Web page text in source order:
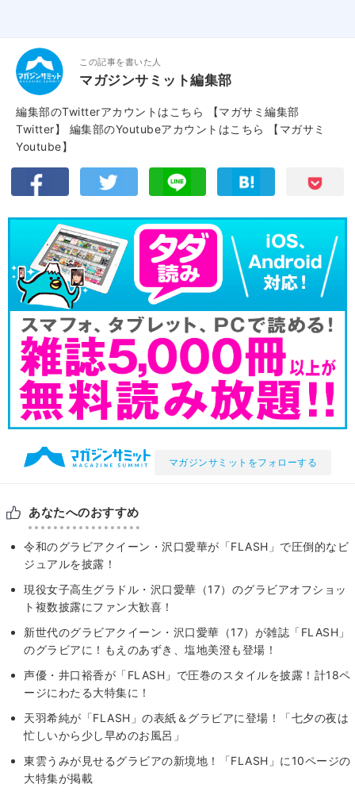
この記事を書いた人
マガジンサミット編集部
編集部のTwitterアカウントはこちら
【マガサミ編集部
Twitter】
編集部のYoutubeアカウントはこちら
【マガサミ
Youtube】
マガジンサミットをフォローする
あなたへのおすすめ
令和のグラビアクイーン・沢口愛華が「FLASH」で圧倒的なビ
ジュアルを披露！
現役女子高生グラドル・沢口愛華（17）のグラビアオフショッ
ト複数披露にファン大歓喜！
新世代のグラビアクイーン・沢口愛華（17）が雑誌「FLASH」
のグラビアに！もえのあずき、塩地美澄も登場！
声優・井口裕香が「FLASH」で圧巻のスタイルを披露！計18ペ
ージにわたる大特集に！
天羽希純が「FLASH」の表紙＆グラビアに登場！「七夕の夜は
忙しいから少し早めのお風呂」
東雲うみが見せるグラビアの新境地！「FLASH」に10ページの
大特集が掲載